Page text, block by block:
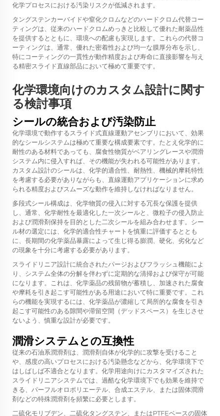
化学プロセスにおける汚染リスクが低減されます。
タングステンカーバイドや窒化クロムなどのハードクロム代替コー
ティングは、従来のハードクロムめっきと比較して優れた耐薬品性
を提供するとともに、環境への配慮も実現します。これらの代替コ
ーティングは、通常、優れた密着性および均一な膜厚分布を示し、
特にコーティングの一貫性が動作精度および寿命に直接影響を与え
る精密スライド直線部品において極めて重要です。
化学環境向けのカスタム設計に関す
る検討事項
シールの統合および汚染防止
化学環境で動作するスライド式直線運動アセンブリにおいて、効果
的なシールシステムは極めて重要な構成要素です。たとえ化学的に
耐性のある材料であっても、腐食性物質がベアリングレースや潤滑
システム内に侵入すれば、その機能が失われる可能性があります。
カスタム設計のシールは、化学的適合性、耐熱性、機械的摩耗特性
を考慮する必要がありながらも、直線運動アプリケーションに求め
られる精度およびスムーズな動作を維持しなければなりません。
多段式シール構成は、化学物質の侵入に対する冗長な保護を提供
し、通常、化学耐性を最適化した一次シールと、微粒子の侵入防止
および潤滑剤保持を目的とした二次シールを組み合わせます。シー
ル材の選定には、化学的適合性チャートを慎重に評価するととも
に、長期間の化学薬品暴露によって生じ得る膨潤、硬化、劣化など
の現象を十分に考慮する必要があります。
スライドリニア設計に統合されたパージおよびフラッシュ機能によ
り、システム全体の分解を伴わずに定期的な清掃および保守が可能
になります。これは、化学薬品の残留物が蓄積し、加速された腐食
や摩耗を引き起こす可能性がある用途において特に重要です。これ
らの機能を実現するには、化学薬品が濃縮して局所的な腐食を引き
起こす可能性のある隙間や滞留空間（デッドスペース）を生じさせ
ないよう、慎重な設計が必要です。
潤滑システムとの互換性
従来の石油系潤滑剤は、潤滑剤自体が化学的に攻撃を受けること
や、感度の高いプロセスにおける汚染懸念などから、化学環境下で
はしばしば不適合となります。化学用途向けにカスタマイズされた
スライドリニアシステムでは、過酷な化学環境下でも効果を維持で
きる、パーフルオロポリエーテル、合成エステル、または固体潤滑
剤などの特殊潤滑剤を頻繁に必要とします。
二硫化モリブデン、二硫化タングステン、またはPTFEベースの固体